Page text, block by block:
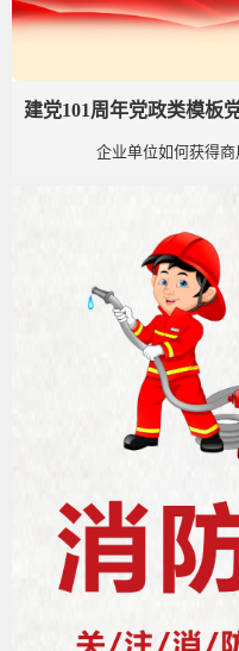
建党101周年党政类模板
企业单位如何获得商